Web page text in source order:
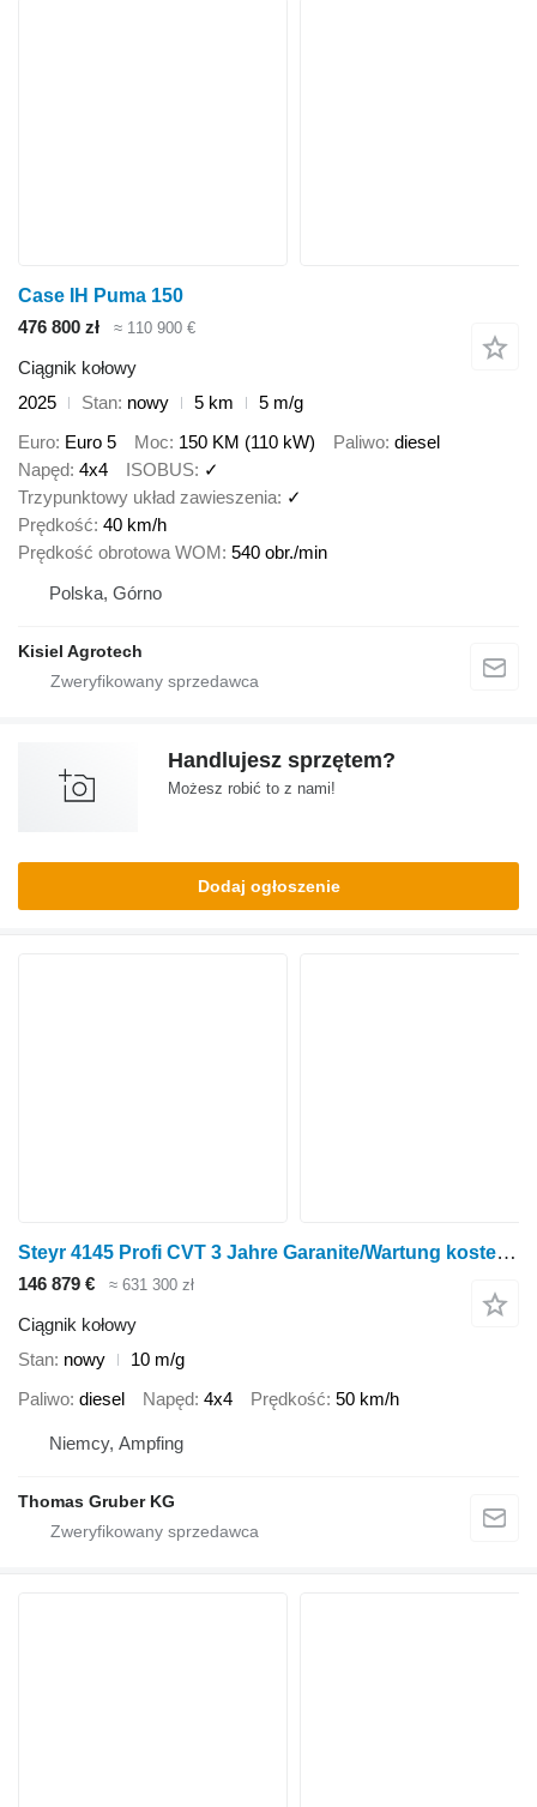
Case IH Puma 150
476 800 zł
≈ 110 900 €
Ciągnik kołowy
2025
Stan nowy 5 km
5 m/g
Euro Euro 5 Moc 150 KM (110 kW) Paliwo diesel
Napęd 4x4 ISOBUS ✓
Trzypunktowy układ zawieszenia ✓
Prędkość 40 km/h
Prędkość obrotowa WOM 540 obr./min
Polska, Górno
Kisiel Agrotech
Handlujesz sprzętem?
Możesz robić to z nami!
Dodaj ogłoszenie
Steyr 4145 Profi CVT 3 Jahre Garanite/Wartung kostenlos!
146 879 € ≈ 631 300 zł
Ciągnik kołowy
Stan nowy
10 m/g
Paliwo diesel Napęd 4x4 Prędkość 50 km/h
Niemcy, Ampfing
Thomas Gruber KG